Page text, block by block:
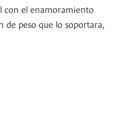
con el enamoramiento
de peso que lo soportara,